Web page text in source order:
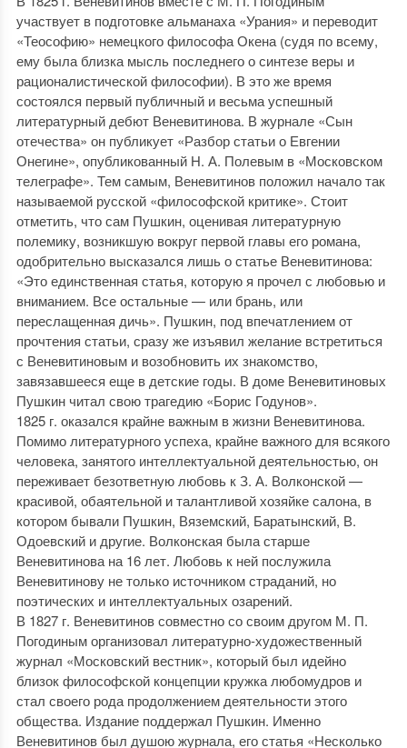
участвует в подготовке альманаха «Урания» и переводит
«Теософию» немецкого философа Окена (судя по всему,
ему была близка мысль последнего о синтезе веры и
рационалистической философии). В это же время
состоялся первый публичный и весьма успешный
литературный дебют Веневитинова. В журнале «Сын
отечества» он публикует «Разбор статьи о Евгении
Онегине», опубликованный Н. А. Полевым в «Московском
телеграфе». Тем самым, Веневитинов положил начало так
называемой русской «философской критике». Стоит
отметить, что сам Пушкин, оценивая литературную
полемику, возникшую вокруг первой главы его романа,
одобрительно высказался лишь о статье Веневитинова:
«Это единственная статья, которую я прочел с любовью и
вниманием. Все остальные — или брань, или
переслащенная дичь». Пушкин, под впечатлением от
прочтения статьи, сразу же изъявил желание встретиться
с Веневитиновым и возобновить их знакомство,
завязавшееся еще в детские годы. В доме Веневитиновых
Пушкин читал свою трагедию «Борис Годунов».
1825 г. оказался крайне важным в жизни Веневитинова.
Помимо литературного успеха, крайне важного для всякого
человека, занятого интеллектуальной деятельностью, он
переживает безответную любовь к З. А. Волконской —
красивой, обаятельной и талантливой хозяйке салона, в
котором бывали Пушкин, Вяземский, Баратынский, В.
Одоевский и другие. Волконская была старше
Веневитинова на 16 лет. Любовь к ней послужила
Веневитинову не только источником страданий, но
поэтических и интеллектуальных озарений.
В 1827 г. Веневитинов совместно со своим другом М. П.
Погодиным организовал литературно-художественный
журнал «Московский вестник», который был идейно
близок философской концепции кружка любомудров и
стал своего рода продолжением деятельности этого
общества. Издание поддержал Пушкин. Именно
Веневитинов был душою журнала, его статья «Несколько